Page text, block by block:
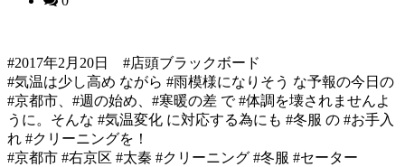
#2017年2月20日 #店頭ブラックボード
#気温は少し高め ながら #雨模様になりそう な予報の今日の
#京都市、#週の始め、#寒暖の差 で #体調を壊されませんよ
うに。そんな #気温変化 に対応する為にも #冬服 の #お手入
れ #クリーニングを！
#京都市 #右京区 #太秦 #クリーニング #冬服 #セーター